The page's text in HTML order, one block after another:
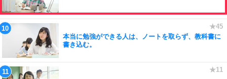
本当に勉強ができる人は、ノートを取らず、教科書に
書き込む。